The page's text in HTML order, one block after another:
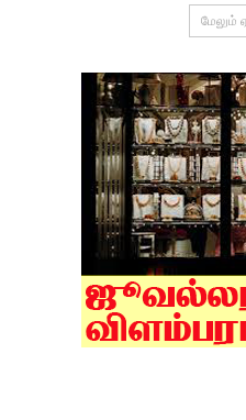
மேலும்